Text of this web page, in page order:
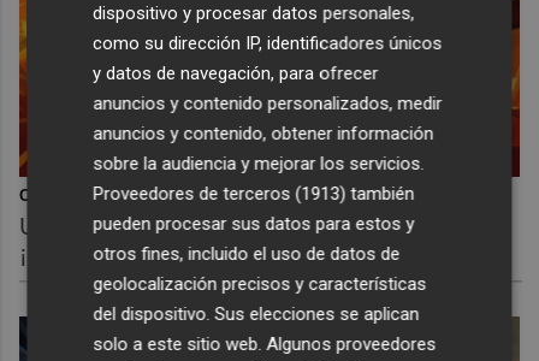
Corepunk MMORPG
Un verdadero MMORPG de la vieja escuela
¡Cómo los de antes, pero mejor!
dispositivo y procesar datos personales,
como su dirección IP, identificadores únicos
y datos de navegación, para ofrecer
anuncios y contenido personalizados, medir
anuncios y contenido, obtener información
sobre la audiencia y mejorar los servicios.
Proveedores de terceros (1913) también
pueden procesar sus datos para estos y
otros fines, incluido el uso de datos de
geolocalización precisos y características
del dispositivo. Sus elecciones se aplican
solo a este sitio web. Algunos proveedores